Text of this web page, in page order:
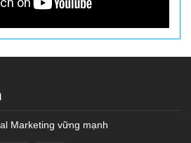
Marketing vững mạnh